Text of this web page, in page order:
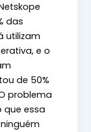
das
utilizam
e o
de 50%
problema
que essa